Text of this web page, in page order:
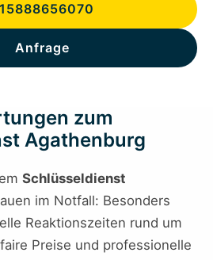
Anfrage
zum
Agathenburg
Schlüsseldienst
im Notfall: Besonders
Reaktionszeiten rund um
Preise und professionelle